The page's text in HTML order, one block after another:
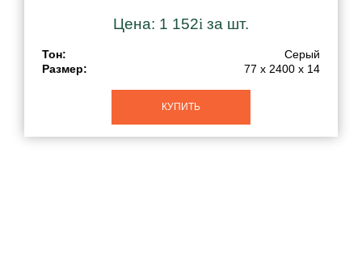
Цена: 1 152i за шт.
Тон:
Серый
Размер:
77 x 2400 x 14
КУПИТЬ